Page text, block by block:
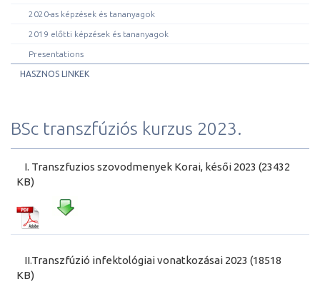
2020-as képzések és tananyagok
2019 előtti képzések és tananyagok
Presentations
HASZNOS LINKEK
BSc transzfúziós kurzus 2023.
I. Transzfuzios szovodmenyek Korai, késői 2023 (23432
KB)
II.Transzfúzió infektológiai vonatkozásai 2023 (18518
KB)